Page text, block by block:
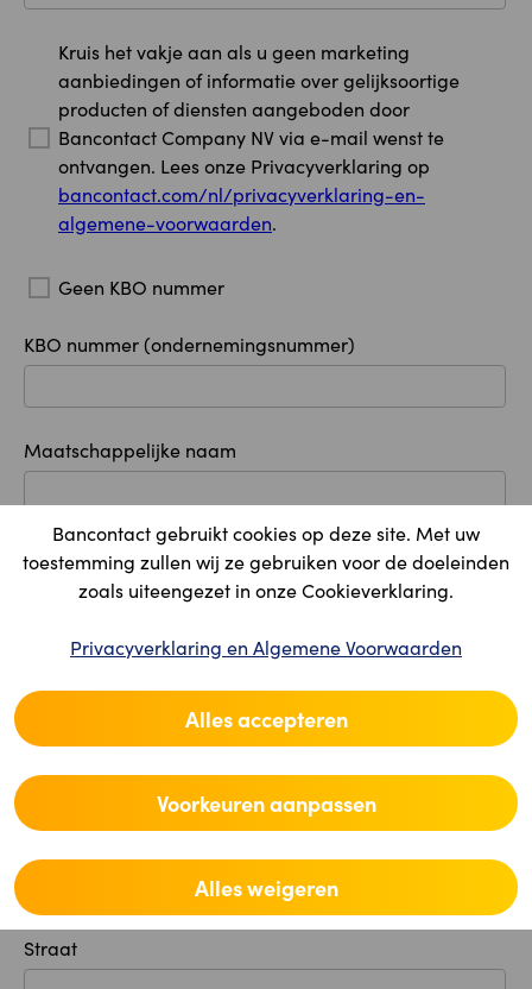
Bancontact gebruikt cookies op deze site. Met uw
toestemming zullen wij ze gebruiken voor de doeleinden
zoals uiteengezet in onze Cookieverklaring.
Privacyverklaring en Algemene Voorwaarden
Alles accepteren
Voorkeuren aanpassen
Alles weigeren
Kruis het vakje aan als u geen marketing
aanbiedingen of informatie over gelijksoortige
producten of diensten aangeboden door
Bancontact Company NV via e-mail wenst te
ontvangen. Lees onze Privacyverklaring op
bancontact.com/nl/privacyverklaring-en-
algemene-voorwaarden.
Geen KBO nummer
KBO nummer (ondernemingsnummer)
Maatschappelijke naam
Maatschappelijke zetel
Postcode
Straat